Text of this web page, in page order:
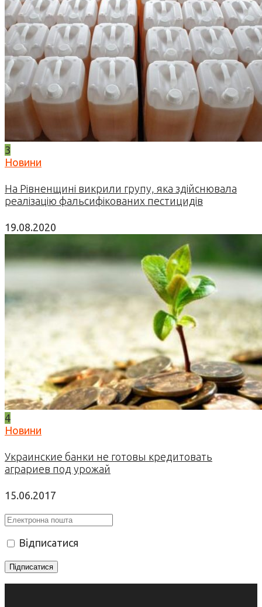
3
Новини
На Рівненщині викрили групу, яка здійснювала
реалізацію фальсифікованих пестицидів
19.08.2020
4
Новини
Украинские банки не готовы кредитовать
аграриев под урожай
15.06.2017
Відписатися